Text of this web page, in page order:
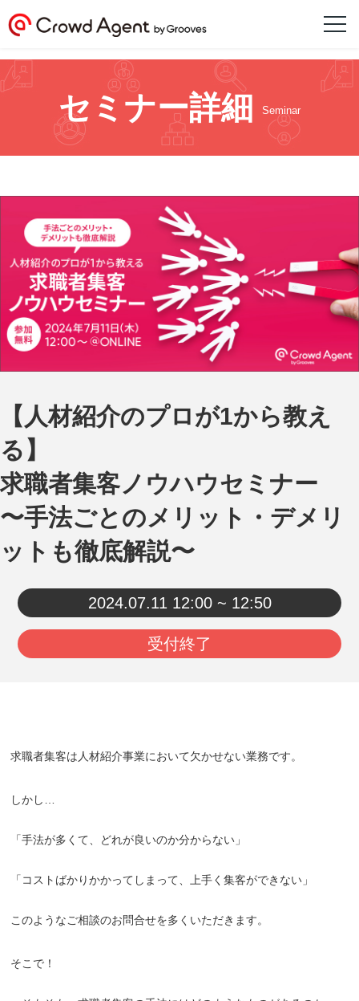
セミナー詳細 Seminar
【人材紹介のプロが1から教え
る】
求職者集客ノウハウセミナー
〜手法ごとのメリット・デメリ
ットも徹底解説〜
2024.07.11 12:00 ~ 12:50
受付終了
求職者集客は人材紹介事業において欠かせない業務です。
しかし…
「手法が多くて、どれが良いのか分からない」
「コストばかりかかってしまって、上手く集客ができない」
このようなご相談のお問合せを多くいただきます。
そこで！